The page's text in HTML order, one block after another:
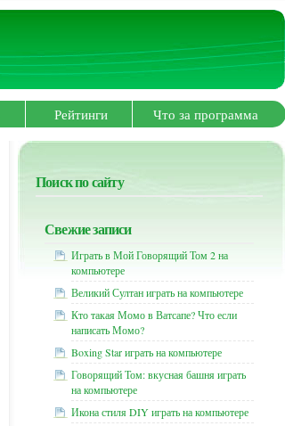
Рейтинги Что за программа
Поиск по сайту
Свежие записи
Играть в Мой Говорящий Том 2 на
компьютере
Великий Султан играть на компьютере
Кто такая Момо в Ватсапе? Что если
написать Момо?
Boxing Star играть на компьютере
Говорящий Том: вкусная башня играть
на компьютере
Икона стиля DIY играть на компьютере